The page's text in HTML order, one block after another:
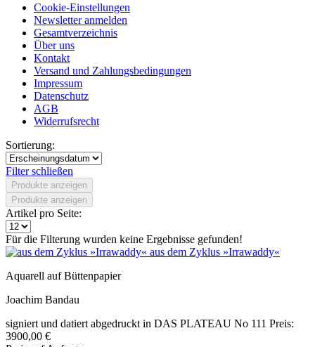
Cookie-Einstellungen
Newsletter anmelden
Gesamtverzeichnis
Über uns
Kontakt
Versand und Zahlungsbedingungen
Impressum
Datenschutz
AGB
Widerrufsrecht
Sortierung:
Filter schließen
Produkte anzeigen
Produkte anzeigen
Artikel pro Seite:
Für die Filterung wurden keine Ergebnisse gefunden!
aus dem Zyklus »Irrawaddy«
Aquarell auf Büttenpapier
Joachim Bandau
signiert und datiert abgedruckt in DAS PLATEAU No 111 Preis:
3900,00 €